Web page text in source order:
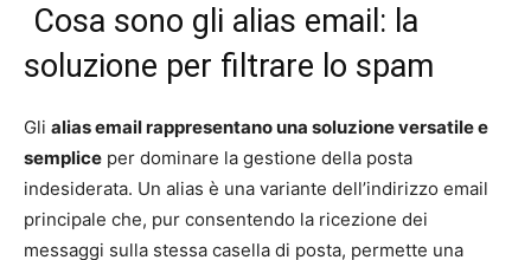
Cosa sono gli alias email: la
soluzione per filtrare lo spam
Gli alias email rappresentano una soluzione versatile e
semplice per dominare la gestione della posta
indesiderata. Un alias è una variante dell’indirizzo email
principale che, pur consentendo la ricezione dei
messaggi sulla stessa casella di posta, permette una